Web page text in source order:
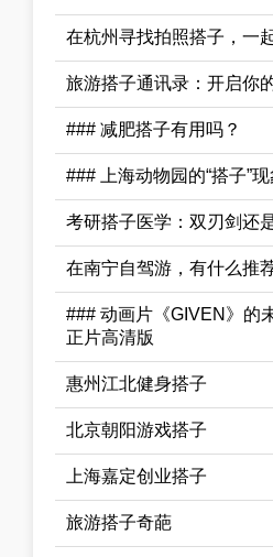
在杭州寻找拍照搭子，一
旅游搭子通讯录：开启你
### 减肥搭子有用吗？
### 上海动物园的“搭子”现
考研搭子医学：双刃剑还
在南宁自驾游，有什么推
### 动画片《GIVEN》的
正片高清版
惠州江北健身搭子
北京朝阳游戏搭子
上海嘉定创业搭子
旅游搭子奇葩